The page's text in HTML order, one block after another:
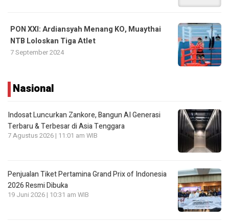
PON XXI: Ardiansyah Menang KO, Muaythai
NTB Loloskan Tiga Atlet
7 September 2024
Nasional
Indosat Luncurkan Zankore, Bangun AI Generasi
Terbaru & Terbesar di Asia Tenggara
7 Agustus 2026 | 11:01 am WIB
Penjualan Tiket Pertamina Grand Prix of Indonesia
2026 Resmi Dibuka
19 Juni 2026 | 10:31 am WIB